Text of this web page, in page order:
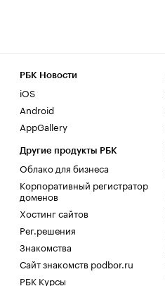
РБК Новости
iOS
Android
AppGallery
Другие продукты РБК
Облако для бизнеса
Корпоративный регистратор
доменов
Хостинг сайтов
Рег.решения
Знакомства
Сайт знакомств podbor.ru
РБК Курсы